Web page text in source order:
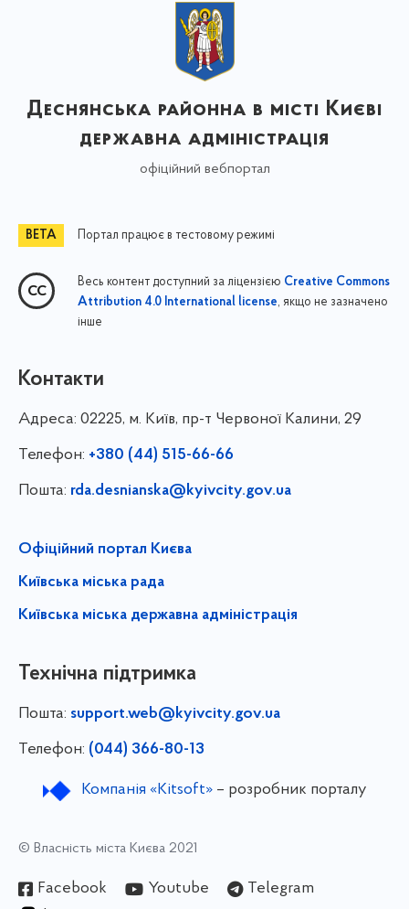
Деснянська районна в місті Києві
державна адміністрація
офіційний вебпортал
Портал працює в тестовому режимі
Весь контент доступний за ліцензією Creative Commons
Attribution 4.0 International license, якщо не зазначено
інше
Контакти
Адреса: 02225, м. Київ, пр-т Червоної Калини, 29
Телефон: +380 (44) 515-66-66
Пошта: rda.desnianska@kyivcity.gov.ua
Офіційний портал Києва
Київська міська рада
Київська міська державна адміністрація
Технічна підтримка
Пошта: support.web@kyivcity.gov.ua
Телефон: (044) 366-80-13
Компанія «Kitsoft»– розробник порталу
© Власність міста Києва 2021
Facebook Youtube
Telegram